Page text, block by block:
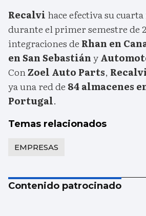
Recalvi hace efectiva su
durante el primer semestre de
integraciones de Rhan en
en San Sebastiány
ConZoel Auto Parts,
ya una red de 84 almacenes
Portugal.
Temas relacionados
EMPRESAS
Contenido patrocinado